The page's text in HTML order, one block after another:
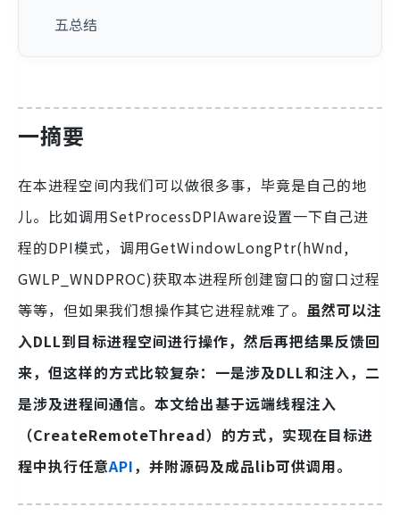
五总结
一摘要
在本进程空间内我们可以做很多事，毕竟是自己的地
儿。比如调用SetProcessDPIAware设置一下自己进
程的DPI模式，调用GetWindowLongPtr(hWnd,
GWLP_WNDPROC)获取本进程所创建窗口的窗口过程
等等，但如果我们想操作其它进程就难了。 虽然可以注
入DLL到目标进程空间进行操作，然后再把结果反馈回
来，但这样的方式比较复杂：一是涉及DLL和注入，二
是涉及进程间通信。本文给出基于远端线程注入
（CreateRemoteThread）的方式，实现在目标进
程中执行任意API，并附源码及成品lib可供调用。